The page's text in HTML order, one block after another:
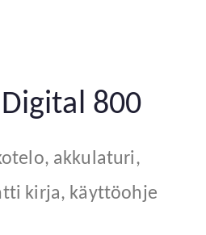
800
akkulaturi,
kirja, käyttöohje